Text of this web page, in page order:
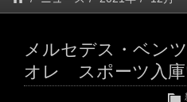
メルセデス・ベン
オレ スポーツ入庫